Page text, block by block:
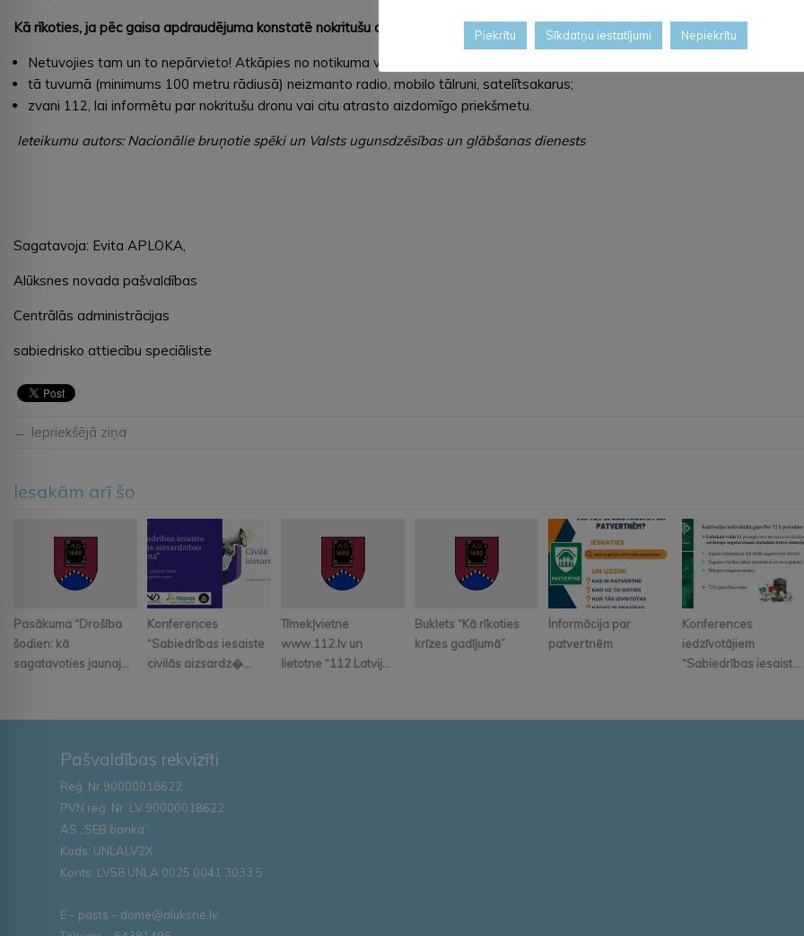
Kā rīkoties, ja pēc gaisa apdraudējuma konstatē nokritušu dronu vai iespējamu sprādzienbīstamu priekšmetu?
Netuvojies tam un to nepārvieto! Atkāpies no notikuma vietas vismaz 100 metru attālumā;
tā tuvumā (minimums 100 metru rādiusā) neizmanto radio, mobilo tālruni, satelītsakarus;
zvani 112, lai informētu par nokritušu dronu vai citu atrasto aizdomīgo priekšmetu.
Ieteikumu autors: Nacionālie bruņotie spēki un Valsts ugunsdzēsības un glābšanas dienests
Sagatavoja: Evita APLOKA,
Alūksnes novada pašvaldības
Centrālās administrācijas
sabiedrisko attiecību speciāliste
← Iepriekšējā ziņa
Iesakām arī šo
Pasākuma “Drošība
šodien: kā
sagatavoties jaunaj...
Konferences
“Sabiedrības iesaiste
civilās aizsardz�...
Tīmekļvietne
www.112.lv un
lietotne “112 Latvij...
Buklets “Kā rīkoties
krīzes gadījumā”
Informācija par
patvertnēm
Konferences
iedzīvotājiem
“Sabiedrības iesaist...
Pašvaldības rekvizīti
Reģ. Nr.90000018622
PVN reģ. Nr. LV 90000018622
AS „SEB banka”
Kods: UNLALV2X
Konts: LV58 UNLA 0025 0041 3033 5
E – pasts – dome@aluksne.lv
Piekrītu Sīkdatņu iestatījumi Nepiekrītu